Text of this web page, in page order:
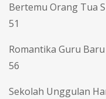
Bertemu Orang Tua
51
Romantika Guru
56
Sekolah Unggulan